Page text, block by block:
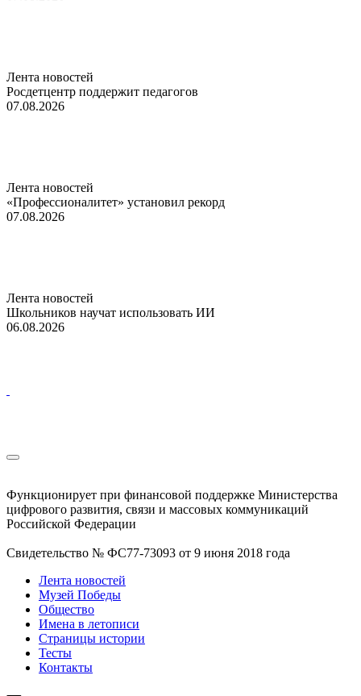
Лента новостей
Росдетцентр поддержит педагогов
07.08.2026
Лента новостей
«Профессионалитет» установил рекорд
07.08.2026
Лента новостей
Школьников научат использовать ИИ
06.08.2026
Функционирует при финансовой поддержке Министерства
цифрового развития, связи и массовых коммуникаций
Российской Федерации
Свидетельство № ФС77-73093 от 9 июня 2018 года
Лента новостей
Музей Победы
Общество
Имена в летописи
Страницы истории
Тесты
Контакты